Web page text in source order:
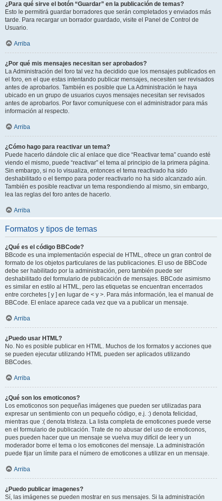
¿Para qué sirve el botón “Guardar” en la publicación de temas?
Esto le permitirá guardar borradores que serán completados y enviados más
tarde. Para recargar un borrador guardado, visite el Panel de Control de
Usuario.
Arriba
¿Por qué mis mensajes necesitan ser aprobados?
La Administración del foro tal vez ha decidido que los mensajes publicados en
el foro, en el que estas intentando publicar mensajes, necesiten ser revisados
antes de aprobarlos. También es posible que La Administración le haya
ubicado en un grupo de usuarios cuyos mensajes necesitan ser revisados
antes de aprobarlos. Por favor comuníquese con el administrador para más
información al respecto.
Arriba
¿Cómo hago para reactivar un tema?
Puede hacerlo dándole clic al enlace que dice “Reactivar tema” cuando esté
viendo el mismo, puede “reactivar” el tema al principio de la primera página.
Sin embargo, si no lo visualiza, entonces el tema reactivado ha sido
deshabilitado o el tiempo para poder reactivarlo no ha sido alcanzado aún.
También es posible reactivar un tema respondiendo al mismo, sin embargo,
lea las reglas del foro antes de hacerlo.
Arriba
Formatos y tipos de temas
¿Qué es el código BBCode?
BBcode es una implementación especial de HTML, ofrece un gran control de
formato de los objetos particulares de las publicaciones. El uso de BBCode
debe ser habilitado por la administración, pero también puede ser
deshabilitado del formulario de publicación de mensajes. BBCode asimismo
es similar en estilo al HTML, pero las etiquetas se encuentran encerrados
entre corchetes [ y ] en lugar de < y >. Para más información, lea el manual de
BBCode. El enlace aparece cada vez que va a publicar un mensaje.
Arriba
¿Puedo usar HTML?
No. No es posible publicar en HTML. Muchos de los formatos y acciones que
se pueden ejecutar utilizando HTML pueden ser aplicados utilizando
BBCodes.
Arriba
¿Qué son los emoticonos?
Los emoticonos son pequeñas imágenes que pueden ser utilizadas para
expresar un sentimiento con un pequeño código, e.j. :) denota felicidad,
mientras que :( denota tristeza. La lista completa de emoticones puede verse
en el formulario de publicación. Trate de no abusar del uso de emoticonos,
pues pueden hacer que un mensaje se vuelva muy difícil de leer y un
moderador borre el tema o los emoticones del mensaje. La administración
puede fijar un límite para el número de emoticones a utilizar en un mensaje.
Arriba
¿Puedo publicar imagenes?
Sí, las imágenes se pueden mostrar en sus mensajes. Si la administración